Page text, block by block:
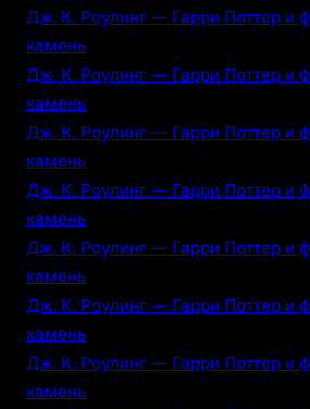
Дж. К. Роулинг — Гарри Поттер и
камень
Дж. К. Роулинг — Гарри Поттер и
камень
Дж. К. Роулинг — Гарри Поттер и
камень
Дж. К. Роулинг — Гарри Поттер и
камень
Дж. К. Роулинг — Гарри Поттер и
камень
Дж. К. Роулинг — Гарри Поттер и
камень
Дж. К. Роулинг — Гарри Поттер и
камень